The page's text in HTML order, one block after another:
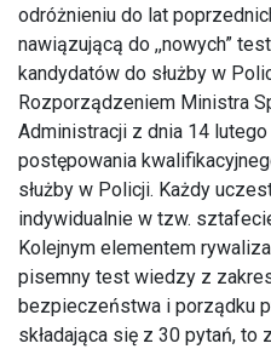
odróżnieniu do lat
nawiązującą do ,,nowych”
kandydatów do służby w
Rozporządzeniem Ministra
Administracji z dnia 14
postępowania
służby w Policji. Każdy
indywidualnie w tzw.
Kolejnym elementem
pisemny test wiedzy z
bezpieczeństwa i porządku
składająca się z 30 pytań, to